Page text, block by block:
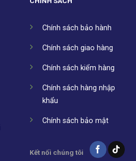
Chính sách bảo hành
Chính sách giao hàng
Chính sách kiểm hàng
Chính sách hàng nhập
khẩu
Chính sách bảo mật
Kết nối chúng tôi